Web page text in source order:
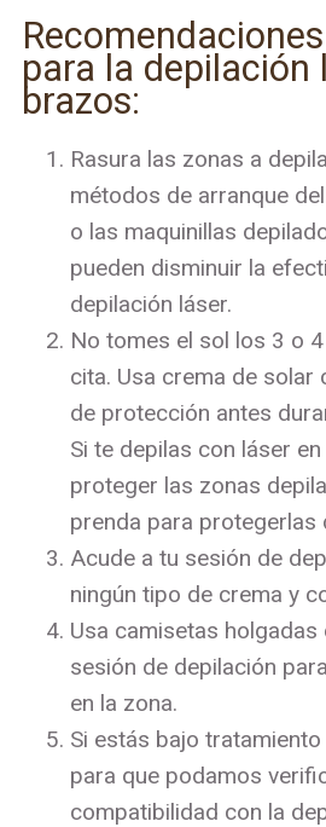
para la depilación
brazos:
Rasura las zonas a
métodos de arranque
o las maquinillas
pueden disminuir la
depilación láser.
No tomes el sol los 3 o
cita. Usa crema de solar
de protección antes
Si te depilas con láser
proteger las zonas
prenda para protegerlas
Acude a tu sesión de
ningún tipo de crema y
Usa camisetas holgadas
sesión de depilación
en la zona.
Si estás bajo
para que podamos
compatibilidad con la